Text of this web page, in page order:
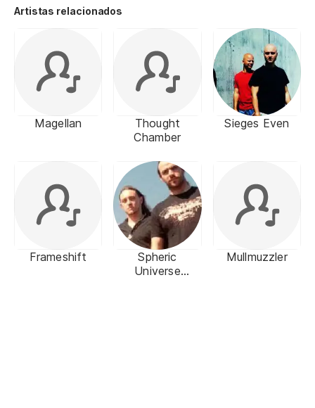
Artistas relacionados
Magellan
Thought
Chamber
Sieges Even
Frameshift
Spheric
Universe
Mullmuzzler